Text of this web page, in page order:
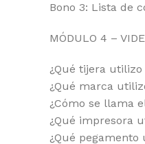
Bono 3: Lista de
MÓDULO 4 –
¿Qué tijera
¿Qué marca
¿Cómo se llama
¿Qué impresora
¿Qué